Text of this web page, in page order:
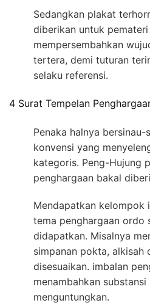
Sedangkan plakat
diberikan untuk pemateri
mempersembahkan
tertera, demi tuturan
selaku referensi.
4 Surat Tempelan
Penaka halnya
konvensi yang
kategoris. Peng-Hujung
penghargaan bakal
Mendapatkan kelompok
tema penghargaan ordo
didapatkan. Misalnya
simpanan pokta, alkisah
disesuaikan. imbalan
menambahkan
menguntungkan.